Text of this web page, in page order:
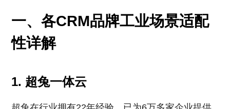
一、各CRM品牌工业场景适配
性详解
1. 超兔一体云